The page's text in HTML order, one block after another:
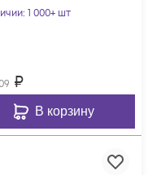
: 1 000+ шт
₽
В корзину